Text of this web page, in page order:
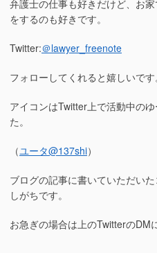
弁護士の仕事も好きだけど、お
をするのも好きです。
Twitter:＠lawyer_freenote
フォローしてくれると嬉しいです。
アイコンはTwitter上で活動中の
た。
（ユータ@137shi）
ブログの記事に書いていただい
しがちです。
お急ぎの場合は上のTwitterのDM